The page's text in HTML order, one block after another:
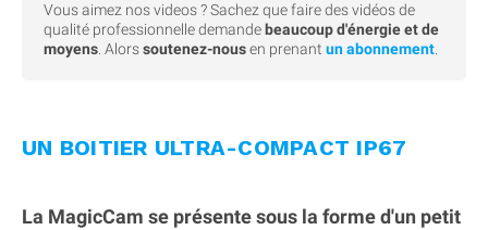
Vous aimez nos videos ? Sachez que faire des vidéos de
qualité professionnelle demande beaucoup d'énergie et de
moyens. Alorssoutenez-nousen prenant un abonnement.
UN BOITIER ULTRA-COMPACT IP67
La MagicCam se présente sous la forme d'un petit